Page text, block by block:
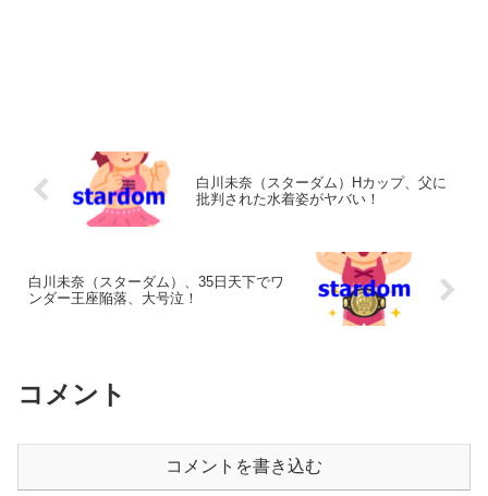
白川未奈（スターダム）Hカップ、父に
批判された水着姿がヤバい！
白川未奈（スターダム）、35日天下でワ
ンダー王座陥落、大号泣！
コメント
コメントを書き込む